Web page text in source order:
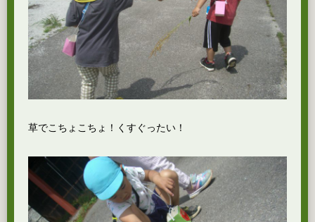
草でこちょこちょ！くすぐったい！